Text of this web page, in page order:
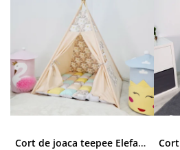
Cort de joaca teepee Elefanti - bej